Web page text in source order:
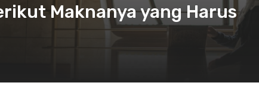
Maknanya yang Harus